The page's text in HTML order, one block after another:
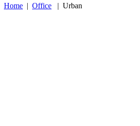
Home | Office | Urban